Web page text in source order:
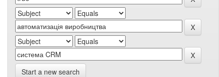
Start a new search